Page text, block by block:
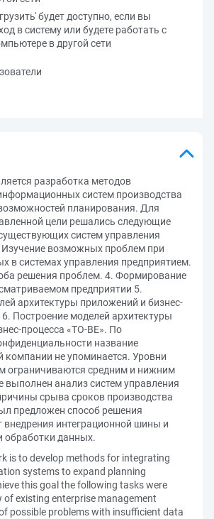
будет доступно, если вы
в систему или будете работать с
в другой сети
разработка методов
систем производства
планирования. Для
цели решались следующие
систем управления
возможных проблем при
в системах управления предприятием.
решения проблем. 4. Формирование
предприятии 5.
архитектуры приложений и бизнес-
6. Построение моделей архитектуры
процесса «TO-BE». По
название
компании не упоминается. Уровни
ограничиваются средним и нижним
выполнен анализ систем управления
срыва сроков производства
предложен способ решения
внедрения интеграционной шины и
обработки данных.
is to develop methods for integrating
systems to expand planning
this goal the following tasks were
of existing enterprise management
possible problems with insufficient data